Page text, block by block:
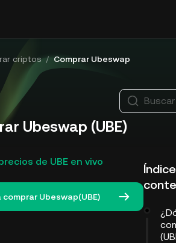
criptos / Comprar Ubeswap
Ubeswap (UBE)
de UBE en vivo
comprar Ubeswap(UBE)